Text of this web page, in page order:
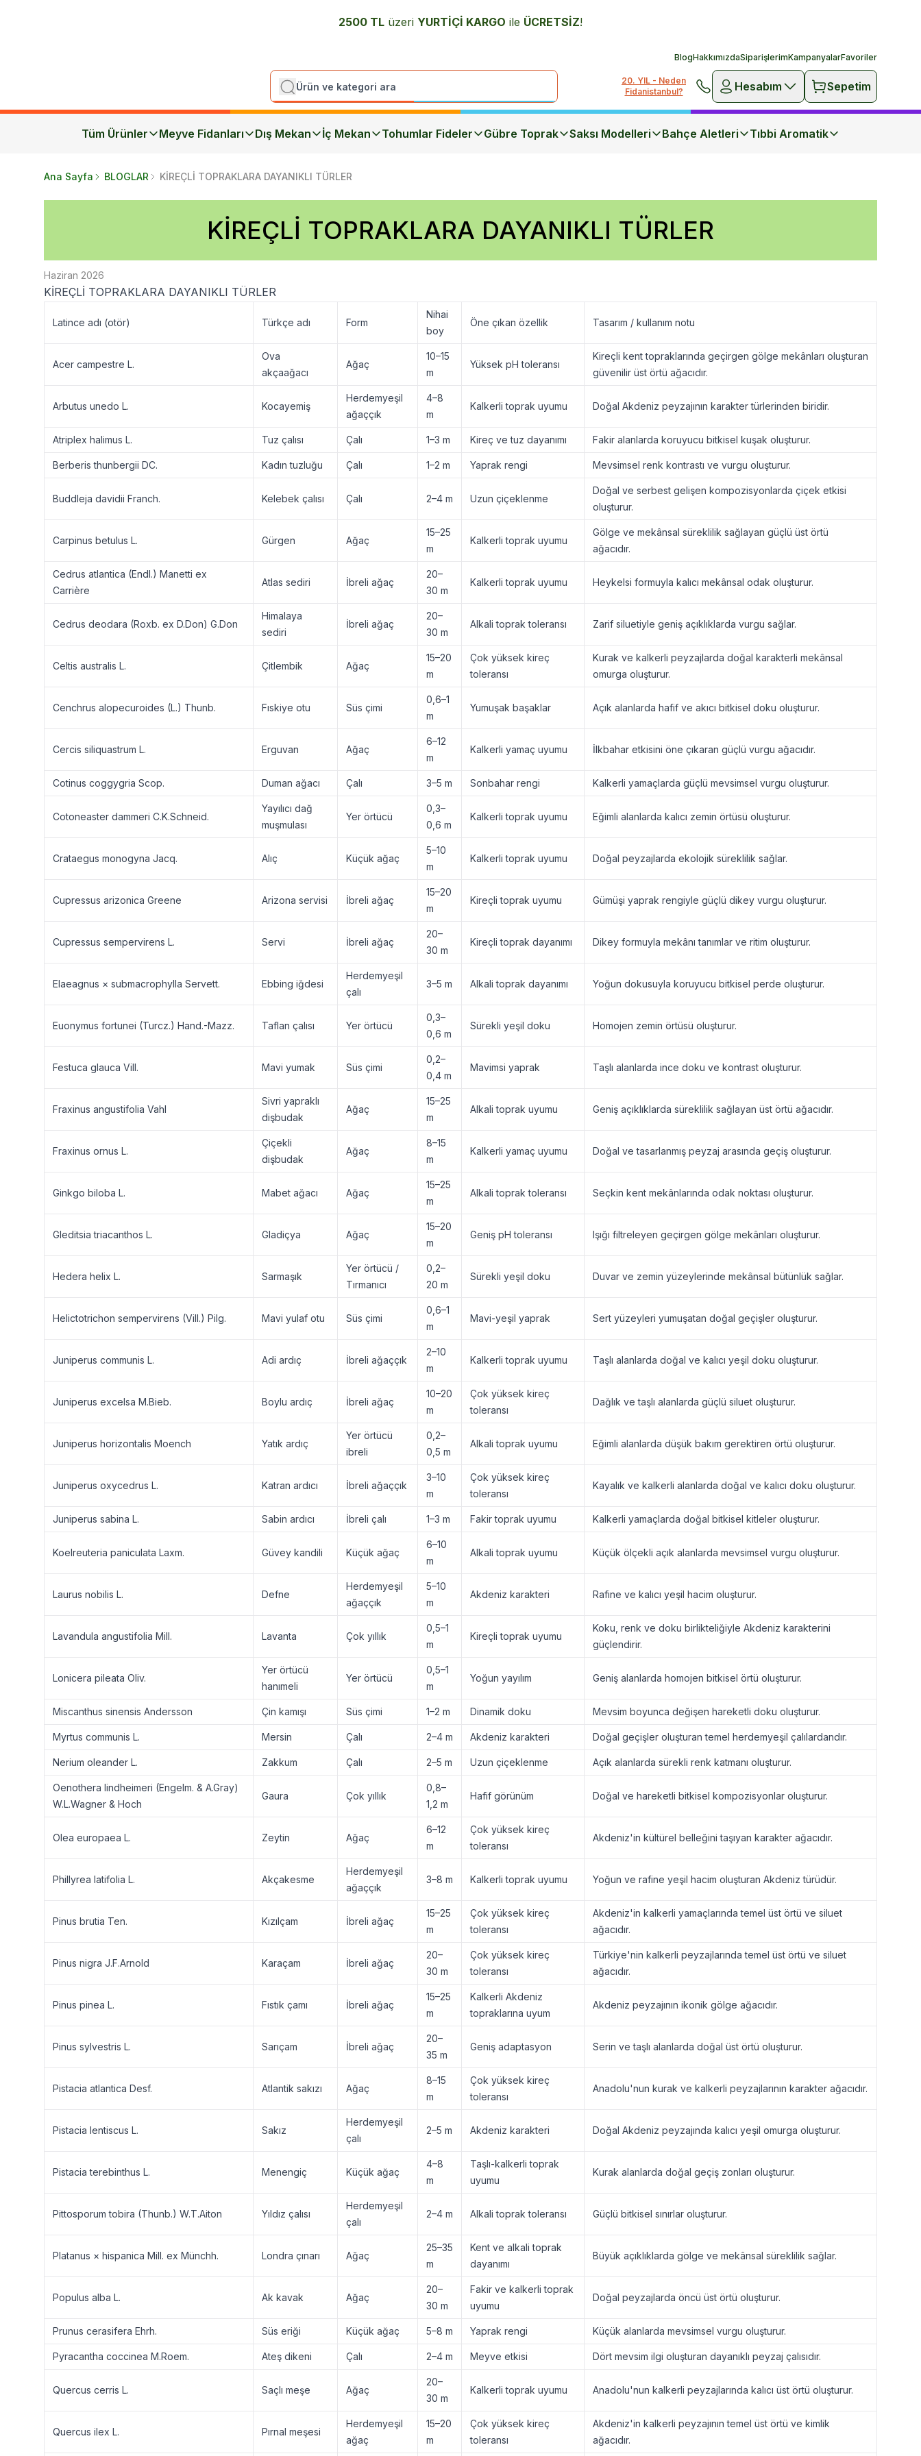
2500 TL üzeri YURTİÇİ KARGO ile ÜCRETSİZ!
BlogHakkımızdaSiparişlerimKampanyalarFavoriler
20. YIL - Neden
Fidanistanbul?
Hesabım Sepetim
Tüm Ürünler Meyve Fidanları Dış Mekan İç Mekan Tohumlar Fideler Gübre Toprak Saksı Modelleri Bahçe Aletleri Tıbbi Aromatik
Ana Sayfa BLOGLAR KİREÇLİ TOPRAKLARA DAYANIKLI TÜRLER
KİREÇLİ TOPRAKLARA DAYANIKLI TÜRLER
Haziran 2026
KİREÇLİ TOPRAKLARA DAYANIKLI TÜRLER
Latince adı (otör) Türkçe adı Form
Nihai
boy
Öne çıkan özellik Tasarım / kullanım notu
Acer campestre L.
Ova
akçaağacı
Ağaç
10–15
m
Yüksek pH toleransı
Kireçli kent topraklarında geçirgen gölge mekânları oluşturan
güvenilir üst örtü ağacıdır.
Arbutus unedo L. Kocayemiş
Herdemyeşil
ağaççık
4–8
m
Kalkerli toprak uyumu Doğal Akdeniz peyzajının karakter türlerinden biridir.
Atriplex halimus L. Tuz çalısı Çalı 1–3 m Kireç ve tuz dayanımı Fakir alanlarda koruyucu bitkisel kuşak oluşturur.
Berberis thunbergii DC. Kadın tuzluğu Çalı 1–2 m Yaprak rengi Mevsimsel renk kontrastı ve vurgu oluşturur.
Buddleja davidii Franch. Kelebek çalısı Çalı 2–4 m Uzun çiçeklenme
Doğal ve serbest gelişen kompozisyonlarda çiçek etkisi
oluşturur.
Carpinus betulus L. Gürgen Ağaç
15–25
m
Kalkerli toprak uyumu
Gölge ve mekânsal süreklilik sağlayan güçlü üst örtü
ağacıdır.
Cedrus atlantica (Endl.) Manetti ex
Carrière
Atlas sediri İbreli ağaç
20–
30 m
Kalkerli toprak uyumu Heykelsi formuyla kalıcı mekânsal odak oluşturur.
Cedrus deodara (Roxb. ex D.Don) G.Don
Himalaya
sediri
İbreli ağaç
20–
30 m
Alkali toprak toleransı Zarif siluetiyle geniş açıklıklarda vurgu sağlar.
Celtis australis L. Çitlembik Ağaç
15–20
m
Çok yüksek kireç
toleransı
Kurak ve kalkerli peyzajlarda doğal karakterli mekânsal
omurga oluşturur.
Cenchrus alopecuroides (L.) Thunb. Fıskiye otu Süs çimi
0,6–1
m
Yumuşak başaklar Açık alanlarda hafif ve akıcı bitkisel doku oluşturur.
Cercis siliquastrum L. Erguvan Ağaç
6–12
m
Kalkerli yamaç uyumu İlkbahar etkisini öne çıkaran güçlü vurgu ağacıdır.
Cotinus coggygria Scop. Duman ağacı Çalı 3–5 m Sonbahar rengi Kalkerli yamaçlarda güçlü mevsimsel vurgu oluşturur.
Cotoneaster dammeri C.K.Schneid.
Yayılıcı dağ
muşmulası
Yer örtücü
0,3–
0,6 m
Kalkerli toprak uyumu Eğimli alanlarda kalıcı zemin örtüsü oluşturur.
Crataegus monogyna Jacq. Alıç Küçük ağaç
5–10
m
Kalkerli toprak uyumu Doğal peyzajlarda ekolojik süreklilik sağlar.
Cupressus arizonica Greene Arizona servisi İbreli ağaç
15–20
m
Kireçli toprak uyumu Gümüşi yaprak rengiyle güçlü dikey vurgu oluşturur.
Cupressus sempervirens L. Servi İbreli ağaç
20–
30 m
Kireçli toprak dayanımı Dikey formuyla mekânı tanımlar ve ritim oluşturur.
Elaeagnus × submacrophylla Servett. Ebbing iğdesi
Herdemyeşil
çalı
3–5 m Alkali toprak dayanımı Yoğun dokusuyla koruyucu bitkisel perde oluşturur.
Euonymus fortunei (Turcz.) Hand.-Mazz. Taflan çalısı Yer örtücü
0,3–
0,6 m
Sürekli yeşil doku Homojen zemin örtüsü oluşturur.
Festuca glauca Vill. Mavi yumak Süs çimi
0,2–
0,4 m
Mavimsi yaprak Taşlı alanlarda ince doku ve kontrast oluşturur.
Fraxinus angustifolia Vahl
Sivri yapraklı
dişbudak
Ağaç
15–25
m
Alkali toprak uyumu Geniş açıklıklarda süreklilik sağlayan üst örtü ağacıdır.
Fraxinus ornus L.
Çiçekli
dişbudak
Ağaç
8–15
m
Kalkerli yamaç uyumu Doğal ve tasarlanmış peyzaj arasında geçiş oluşturur.
Ginkgo biloba L. Mabet ağacı Ağaç
15–25
m
Alkali toprak toleransı Seçkin kent mekânlarında odak noktası oluşturur.
Gleditsia triacanthos L. Gladiçya Ağaç
15–20
m
Geniş pH toleransı Işığı filtreleyen geçirgen gölge mekânları oluşturur.
Hedera helix L. Sarmaşık
Yer örtücü /
Tırmanıcı
0,2–
20 m
Sürekli yeşil doku Duvar ve zemin yüzeylerinde mekânsal bütünlük sağlar.
Helictotrichon sempervirens (Vill.) Pilg. Mavi yulaf otu Süs çimi
0,6–1
m
Mavi-yeşil yaprak Sert yüzeyleri yumuşatan doğal geçişler oluşturur.
Juniperus communis L. Adi ardıç İbreli ağaççık
2–10
m
Kalkerli toprak uyumu Taşlı alanlarda doğal ve kalıcı yeşil doku oluşturur.
Juniperus excelsa M.Bieb. Boylu ardıç İbreli ağaç
10–20
m
Çok yüksek kireç
toleransı
Dağlık ve taşlı alanlarda güçlü siluet oluşturur.
Juniperus horizontalis Moench Yatık ardıç
Yer örtücü
ibreli
0,2–
0,5 m
Alkali toprak uyumu Eğimli alanlarda düşük bakım gerektiren örtü oluşturur.
Juniperus oxycedrus L. Katran ardıcı İbreli ağaççık
3–10
m
Çok yüksek kireç
toleransı
Kayalık ve kalkerli alanlarda doğal ve kalıcı doku oluşturur.
Juniperus sabina L. Sabin ardıcı İbreli çalı 1–3 m Fakir toprak uyumu Kalkerli yamaçlarda doğal bitkisel kitleler oluşturur.
Koelreuteria paniculata Laxm. Güvey kandili Küçük ağaç
6–10
m
Alkali toprak uyumu Küçük ölçekli açık alanlarda mevsimsel vurgu oluşturur.
Laurus nobilis L. Defne
Herdemyeşil
ağaççık
5–10
m
Akdeniz karakteri Rafine ve kalıcı yeşil hacim oluşturur.
Lavandula angustifolia Mill. Lavanta Çok yıllık
0,5–1
m
Kireçli toprak uyumu
Koku, renk ve doku birlikteliğiyle Akdeniz karakterini
güçlendirir.
Lonicera pileata Oliv.
Yer örtücü
hanımeli
Yer örtücü
0,5–1
m
Yoğun yayılım Geniş alanlarda homojen bitkisel örtü oluşturur.
Miscanthus sinensis Andersson Çin kamışı Süs çimi 1–2 m Dinamik doku Mevsim boyunca değişen hareketli doku oluşturur.
Myrtus communis L. Mersin Çalı 2–4 m Akdeniz karakteri Doğal geçişler oluşturan temel herdemyeşil çalılardandır.
Nerium oleander L. Zakkum Çalı 2–5 m Uzun çiçeklenme Açık alanlarda sürekli renk katmanı oluşturur.
Oenothera lindheimeri (Engelm. & A.Gray)
W.L.Wagner & Hoch
Gaura Çok yıllık
0,8–
1,2 m
Hafif görünüm Doğal ve hareketli bitkisel kompozisyonlar oluşturur.
Olea europaea L. Zeytin Ağaç
6–12
m
Çok yüksek kireç
toleransı
Akdeniz'in kültürel belleğini taşıyan karakter ağacıdır.
Phillyrea latifolia L. Akçakesme
Herdemyeşil
ağaççık
3–8 m Kalkerli toprak uyumu Yoğun ve rafine yeşil hacim oluşturan Akdeniz türüdür.
Pinus brutia Ten. Kızılçam İbreli ağaç
15–25
m
Çok yüksek kireç
toleransı
Akdeniz'in kalkerli yamaçlarında temel üst örtü ve siluet
ağacıdır.
Pinus nigra J.F.Arnold Karaçam İbreli ağaç
20–
30 m
Çok yüksek kireç
toleransı
Türkiye'nin kalkerli peyzajlarında temel üst örtü ve siluet
ağacıdır.
Pinus pinea L. Fıstık çamı İbreli ağaç
15–25
m
Kalkerli Akdeniz
topraklarına uyum
Akdeniz peyzajının ikonik gölge ağacıdır.
Pinus sylvestris L. Sarıçam İbreli ağaç
20–
35 m
Geniş adaptasyon Serin ve taşlı alanlarda doğal üst örtü oluşturur.
Pistacia atlantica Desf. Atlantik sakızı Ağaç
8–15
m
Çok yüksek kireç
toleransı
Anadolu'nun kurak ve kalkerli peyzajlarının karakter ağacıdır.
Pistacia lentiscus L. Sakız
Herdemyeşil
çalı
2–5 m Akdeniz karakteri Doğal Akdeniz peyzajında kalıcı yeşil omurga oluşturur.
Pistacia terebinthus L. Menengiç Küçük ağaç
4–8
m
Taşlı-kalkerli toprak
uyumu
Kurak alanlarda doğal geçiş zonları oluşturur.
Pittosporum tobira (Thunb.) W.T.Aiton Yıldız çalısı
Herdemyeşil
çalı
2–4 m Alkali toprak toleransı Güçlü bitkisel sınırlar oluşturur.
Platanus × hispanica Mill. ex Münchh. Londra çınarı Ağaç
25–35
m
Kent ve alkali toprak
dayanımı
Büyük açıklıklarda gölge ve mekânsal süreklilik sağlar.
Populus alba L. Ak kavak Ağaç
20–
30 m
Fakir ve kalkerli toprak
uyumu
Doğal peyzajlarda öncü üst örtü oluşturur.
Prunus cerasifera Ehrh. Süs eriği Küçük ağaç 5–8 m Yaprak rengi Küçük alanlarda mevsimsel vurgu oluşturur.
Pyracantha coccinea M.Roem. Ateş dikeni Çalı 2–4 m Meyve etkisi Dört mevsim ilgi oluşturan dayanıklı peyzaj çalısıdır.
Quercus cerris L. Saçlı meşe Ağaç
20–
30 m
Kalkerli toprak uyumu Anadolu'nun kalkerli peyzajlarında kalıcı üst örtü oluşturur.
Quercus ilex L. Pırnal meşesi
Herdemyeşil
ağaç
15–20
m
Çok yüksek kireç
toleransı
Akdeniz'in kalkerli peyzajının temel üst örtü ve kimlik
ağacıdır.